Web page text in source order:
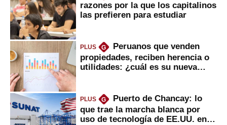
razones por la que los capitalinos
las prefieren para estudiar
PLUS G
Peruanos que venden
propiedades, reciben herencia o
utilidades: ¿cuál es su nueva
PLUS G
Puerto de Chancay: lo
que trae la marcha blanca por
uso de tecnología de EE.UU. en